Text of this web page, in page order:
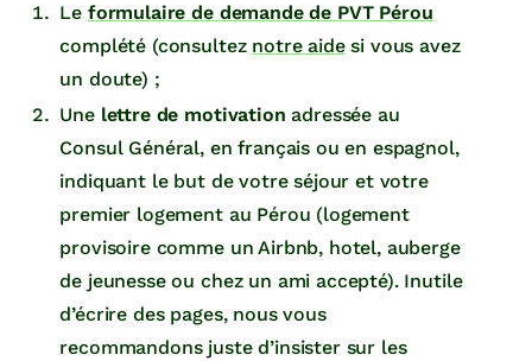
Le formulaire de demande de PVT Pérou
complété (consultez notre aidesi vous avez
un doute) ;
Une lettre de motivation adressée au
Consul Général, en français ou en espagnol,
indiquant le but de votre séjour et votre
premier logement au Pérou (logement
provisoire comme un Airbnb, hotel, auberge
de jeunesse ou chez un ami accepté). Inutile
d’écrire des pages, nous vous
recommandons juste d’insister sur les